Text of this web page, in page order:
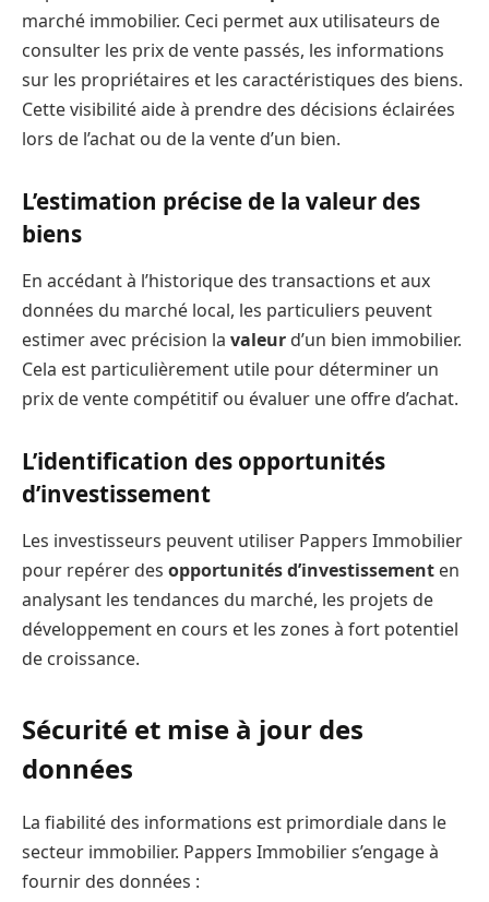
marché immobilier. Ceci permet aux utilisateurs de
consulter les prix de vente passés, les informations
sur les propriétaires et les caractéristiques des biens.
Cette visibilité aide à prendre des décisions éclairées
lors de l’achat ou de la vente d’un bien.
L’estimation précise de la valeur des
biens
En accédant à l’historique des transactions et aux
données du marché local, les particuliers peuvent
estimer avec précision la valeur d’un bien immobilier.
Cela est particulièrement utile pour déterminer un
prix de vente compétitif ou évaluer une offre d’achat.
L’identification des opportunités
d’investissement
Les investisseurs peuvent utiliser Pappers Immobilier
pour repérer des opportunités d’investissement en
analysant les tendances du marché, les projets de
développement en cours et les zones à fort potentiel
de croissance.
Sécurité et mise à jour des
données
La fiabilité des informations est primordiale dans le
secteur immobilier. Pappers Immobilier s’engage à
fournir des données :